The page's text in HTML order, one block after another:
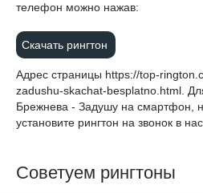
телефон можно нажав:
Скачать рингтон
Адрес страницы https://top-
zadushu-skachat-besplatno.html .
Брежнева - Задушу на смартфон,
установите рингтон на звонок в
Советуем рингтоны